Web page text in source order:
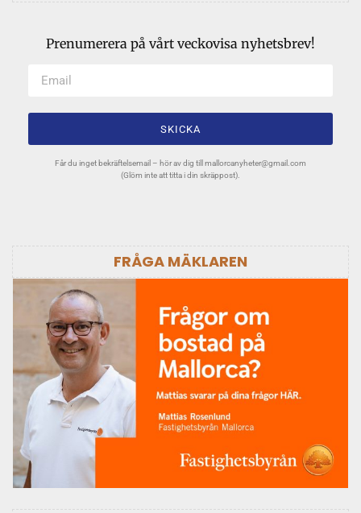
Prenumerera på vårt veckovisa nyhetsbrev!
SKICKA
Får du inget bekräftelsemail – hör av dig till mallorcanyheter@gmail.com
(Glöm inte att titta i din skräppost).
FRÅGA MÄKLAREN